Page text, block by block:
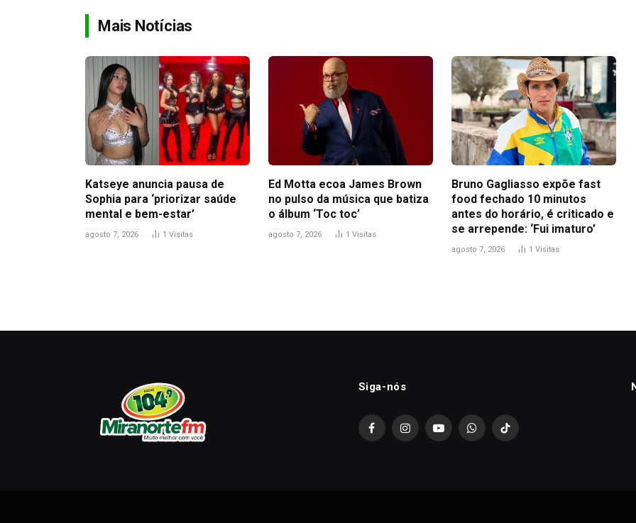
Mais Notícias
Katseye anuncia pausa de
Sophia para ‘priorizar saúde
mental e bem-estar’
agosto 7, 2026 1 Visitas
Ed Motta ecoa James Brown
no pulso da música que batiza
o álbum ‘Toc toc’
agosto 7, 2026 1 Visitas
Bruno Gagliasso expõe fast
food fechado 10 minutos
antes do horário, é criticado e
se arrepende: ‘Fui imaturo’
agosto 7, 2026 1 Visitas
Siga-nós
FacebookInstagramYouTubeWhatsAppTikTok